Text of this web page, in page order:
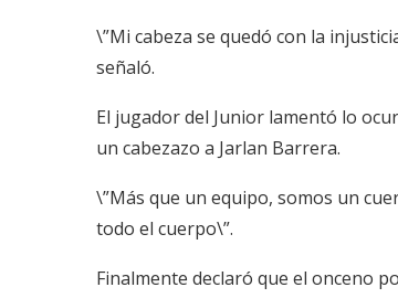
\”Mi cabeza se quedó con la
señaló.
El jugador del Junior lamentó lo
un cabezazo a Jarlan Barrera.
\”Más que un equipo, somos un
todo el cuerpo\”.
Finalmente declaró que el onceno